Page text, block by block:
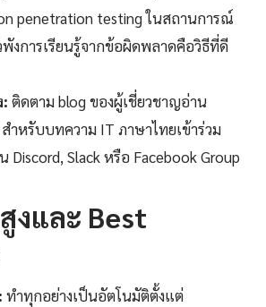
penetration testing ในสถานการณ์
พังการเรียนรู้จากข้อผิดพลาดคือวิธีที่ดี
ติดตาม blog ของผู้เชี่ยวชาญอ่าน
สำหรับบทความ IT ภาษาไทยเข้าร่วม
Discord, Slack หรือ Facebook Group
งและ Best
ทำทุกอย่างเป็นอัตโนมัติตั้งแต่